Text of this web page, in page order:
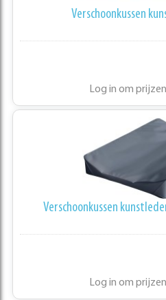
Verschoonkussen
Log in om
Verschoonkussen
Log in om